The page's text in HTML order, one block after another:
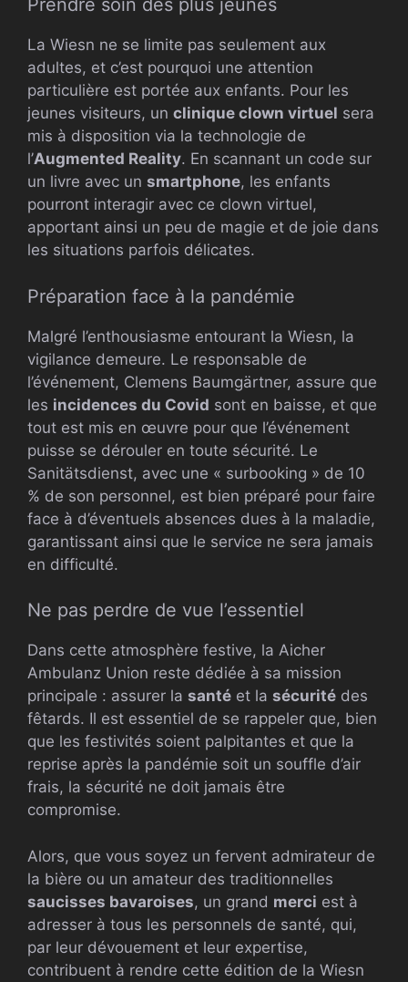
Prendre soin des plus jeunes
La Wiesn ne se limite pas seulement aux
adultes, et c’est pourquoi une attention
particulière est portée aux enfants. Pour les
jeunes visiteurs, un clinique clown virtuel sera
mis à disposition via la technologie de
l’Augmented Reality. En scannant un code sur
un livre avec un smartphone, les enfants
pourront interagir avec ce clown virtuel,
apportant ainsi un peu de magie et de joie dans
les situations parfois délicates.
Préparation face à la pandémie
Malgré l’enthousiasme entourant la Wiesn, la
vigilance demeure. Le responsable de
l’événement, Clemens Baumgärtner, assure que
les incidences du Covid sont en baisse, et que
tout est mis en œuvre pour que l’événement
puisse se dérouler en toute sécurité. Le
Sanitätsdienst, avec une « surbooking » de 10
% de son personnel, est bien préparé pour faire
face à d’éventuels absences dues à la maladie,
garantissant ainsi que le service ne sera jamais
en difficulté.
Ne pas perdre de vue l’essentiel
Dans cette atmosphère festive, la Aicher
Ambulanz Union reste dédiée à sa mission
principale : assurer la santé et la sécurité des
fêtards. Il est essentiel de se rappeler que, bien
que les festivités soient palpitantes et que la
reprise après la pandémie soit un souffle d’air
frais, la sécurité ne doit jamais être
compromise.
Alors, que vous soyez un fervent admirateur de
la bière ou un amateur des traditionnelles
saucisses bavaroises, un grand merci est à
adresser à tous les personnels de santé, qui,
par leur dévouement et leur expertise,
contribuent à rendre cette édition de la Wiesn